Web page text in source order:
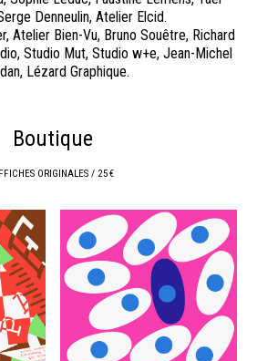
Denneulin, Atelier Elcid.
Atelier Bien-Vu, Bruno Souêtre, Richard
Studio Mut, Studio w+e, Jean-Michel
Lézard Graphique.
Boutique
ORIGINALES / 25 €